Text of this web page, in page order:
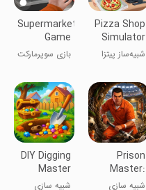
Pizza Shop
Simulator
3D
شبیه‌ساز پیتزا
Supermarket
Game
Shopping
Game
بازی سوپرمارکت
Prison
Master:
Escape
شبیه سازی
DIY Digging
Master
شبیه سازی